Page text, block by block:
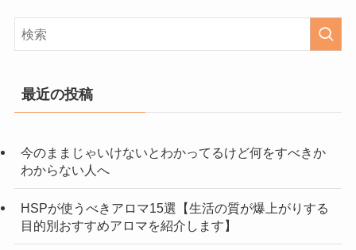
最近の投稿
今のままじゃいけないとわかってるけど何をすべきか
わからない人へ
HSPが使うべきアロマ15選【生活の質が爆上がりする
目的別おすすめアロマを紹介します】